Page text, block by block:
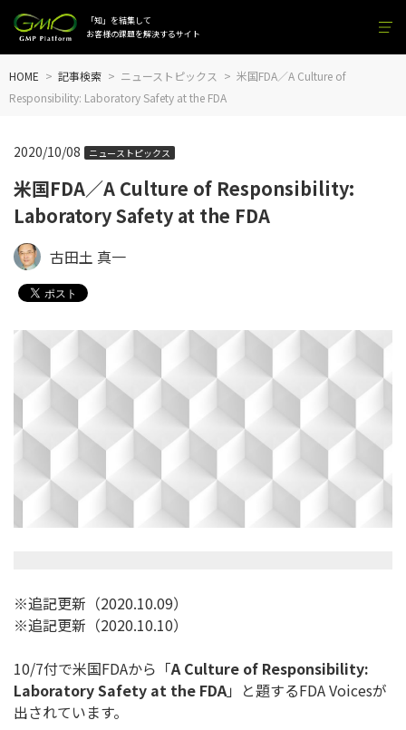
「知」を結集して
お客様の課題を解決するサイト
HOME 記事検索 ニューストピックス
米国FDA／A Culture of
Responsibility: Laboratory Safety at the FDA
米国FDA／A Culture of Responsibility:
Laboratory Safety at the FDA
2020/10/08 ニューストピックス
古田土 真一
※追記更新（2020.10.09）
※追記更新（2020.10.10）
10/7付で米国FDAから「A Culture of Responsibility:
Laboratory Safety at the FDA」と題するFDA Voicesが
出されています。